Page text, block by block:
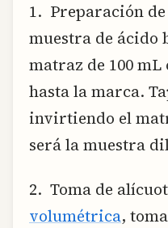
1. Preparación
muestra de ácido
matraz de 100
hasta la marca.
invirtiendo el
será la muestra
2. Toma de
volumétrica,